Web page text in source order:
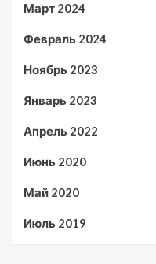
Март 2024
Февраль 2024
Ноябрь 2023
Январь 2023
Апрель 2022
Июнь 2020
Май 2020
Июль 2019